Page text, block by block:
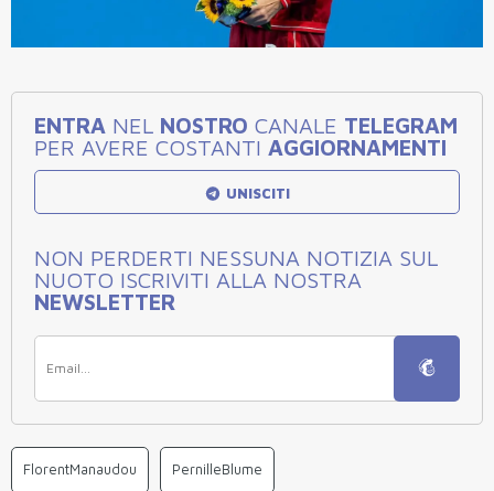
ENTRA NEL NOSTRO CANALE TELEGRAM
PER AVERE COSTANTI AGGIORNAMENTI
UNISCITI
NON PERDERTI NESSUNA NOTIZIA SUL
NUOTO ISCRIVITI ALLA NOSTRA
NEWSLETTER
FlorentManaudou PernilleBlume